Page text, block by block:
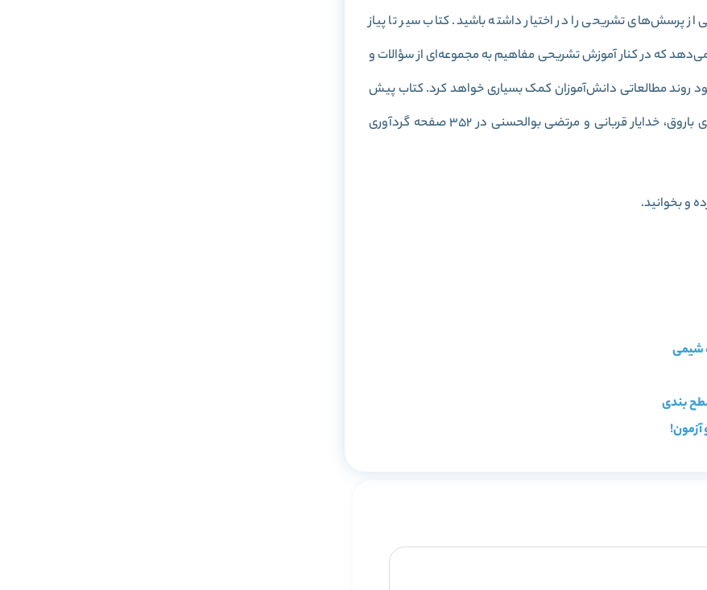
تشریحی را در اختیار داشته باشید. کتاب سیر تا پیاز
می‌دهد که در کنار آموزش تشریحی مفاهیم به مجموعه‌ای از سؤالات و
روند مطالعاتی دانش‌آموزان کمک بسیاری خواهد کرد. کتاب پیش
رو با همکاری مشترک نعمت‌اله بوالحسنی، دکتر علی مرتضوی باروق، خدایار قربانی و مرتضی بوالحسنی در 352 صفحه گردآوری
و بخوانید.